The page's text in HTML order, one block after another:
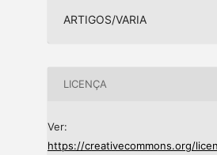
ARTIGOS/VARIA
LICENÇA
Ver:
https://creativecommons.org/